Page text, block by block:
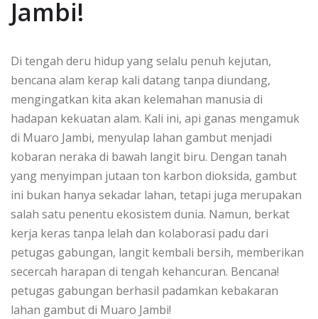
Jambi!
Di tengah deru hidup yang selalu penuh kejutan,
bencana alam kerap kali datang tanpa diundang,
mengingatkan kita akan kelemahan manusia di
hadapan kekuatan alam. Kali ini, api ganas mengamuk
di Muaro Jambi, menyulap lahan gambut menjadi
kobaran neraka di bawah langit biru. Dengan tanah
yang menyimpan jutaan ton karbon dioksida, gambut
ini bukan hanya sekadar lahan, tetapi juga merupakan
salah satu penentu ekosistem dunia. Namun, berkat
kerja keras tanpa lelah dan kolaborasi padu dari
petugas gabungan, langit kembali bersih, memberikan
secercah harapan di tengah kehancuran. Bencana!
petugas gabungan berhasil padamkan kebakaran
lahan gambut di Muaro Jambi!